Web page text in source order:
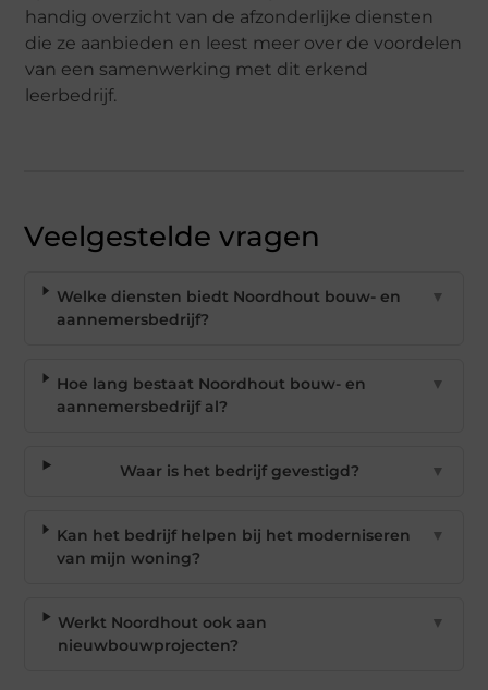
handig overzicht van de afzonderlijke diensten
die ze aanbieden en leest meer over de voordelen
van een samenwerking met dit erkend
leerbedrijf.
Veelgestelde vragen
Welke diensten biedt Noordhout bouw- en
aannemersbedrijf?
▼
Hoe lang bestaat Noordhout bouw- en
aannemersbedrijf al?
▼
Waar is het bedrijf gevestigd? ▼
Kan het bedrijf helpen bij het moderniseren
van mijn woning?
▼
Werkt Noordhout ook aan
nieuwbouwprojecten?
▼